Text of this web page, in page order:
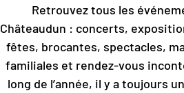
Retrouvez tous les
Châteaudun : concerts,
fêtes, brocantes, spectacles,
familiales et rendez-vous
long de l’année, il y a toujours